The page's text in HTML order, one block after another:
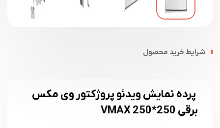
شرایط خرید محصول
پرده نمایش ویدئو پروژکتور وی مکس
برقی 250*250 VMAX